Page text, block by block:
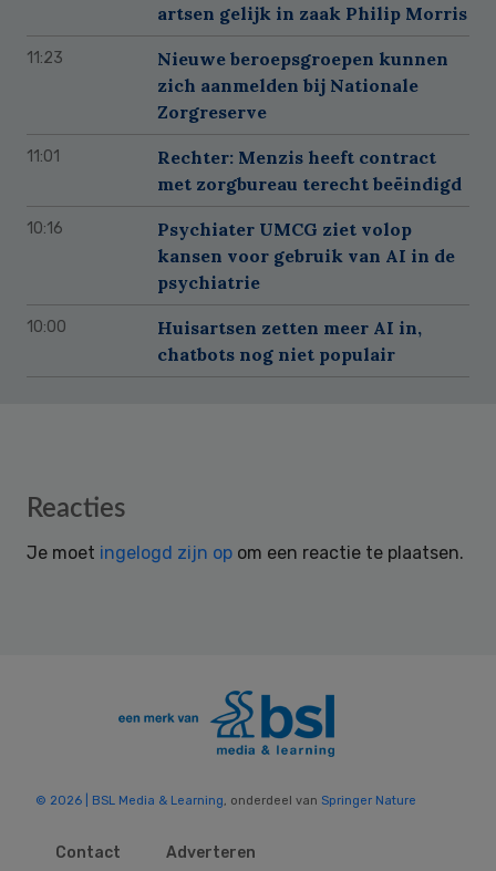
artsen gelijk in zaak Philip Morris
11:23
Nieuwe beroepsgroepen kunnen
zich aanmelden bij Nationale
Zorgreserve
11:01
Rechter: Menzis heeft contract
met zorgbureau terecht beëindigd
10:16
Psychiater UMCG ziet volop
kansen voor gebruik van AI in de
psychiatrie
10:00
Huisartsen zetten meer AI in,
chatbots nog niet populair
Reader
Reacties
Je moet ingelogd zijn op om een reactie te plaatsen.
© 2026 | BSL Media & Learning, onderdeel van Springer Nature
Contact Adverteren